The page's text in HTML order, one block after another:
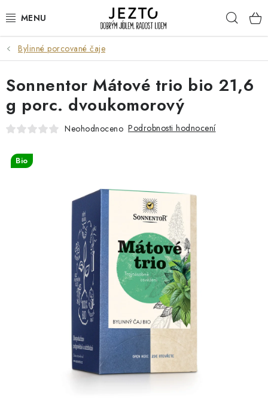
na
DÁRKOVÉ SADY
TRVANLIVÉ
DROGERIE A KOSMETIKA
RELAX A REGENERACE
NÁŠ PŘÍBĚH FIREMNÍ DÁRKY
KONTAKTY
DOPRAVA A PLATBA
Bylinné porcované čaje
Sonnentor Mátové trio bio 21,6
g porc. dvoukomorový
Neohodnoceno Podrobnosti hodnocení
Bio